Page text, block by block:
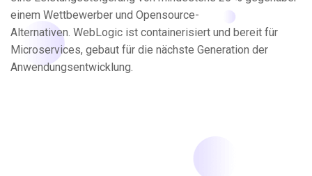
einem Wettbewerber und Opensource-
Alternativen. WebLogic ist containerisiert und bereit für
Microservices, gebaut für die nächste Generation der
Anwendungsentwicklung.